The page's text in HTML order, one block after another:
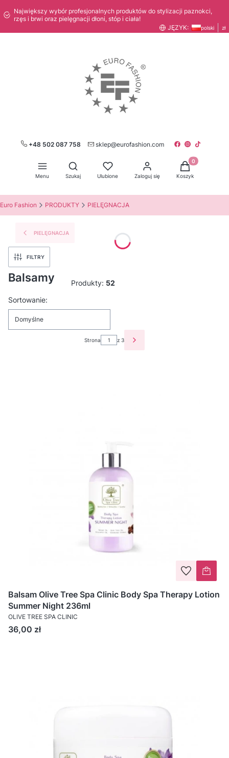
Największy wybór profesjonalnych produktów do stylizacji paznokci,
rzęs i brwi oraz pielęgnacji dłoni, stóp i ciała!
JĘZYK:
polski zł
+48 502 087 758 sklep@eurofashion.com
Menu
Otwórz wyszukiwarkę
Szukaj Ulubione Zaloguj się
Produkty w
Koszyk
Euro Fashion PRODUKTY PIELĘGNACJA
PIELĘGNACJA
FILTRY
Balsamy Produkty: 52
Lista produktów
Sortowanie:
Domyślne
Strona z 3 NASTĘPNE PRODUKTY
Balsam Olive Tree Spa Clinic Body Spa Therapy Lotion
Summer Night 236ml
OLIVE TREE SPA CLINIC
Cena
36,00 zł